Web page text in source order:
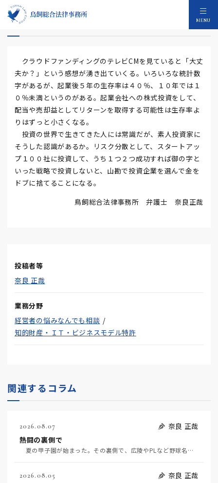
MENU
クラウドファンディングのリスク認識
クラウドファンディングのテレビCMを見ていると「大丈
夫か？」という感想が湧き出ていくる。いろいろな統計数
字があるが、起業後５年の生存率は４０％、１０年では１
０％未満というのがある。起業会社への株式投資をして、
配当や売却益としてリターンを取得する可能性は生存率よ
りはずっと小さくなる。
投資の世界で生きてきた人には常識だが、素人投資家に
そうした認識があるか。リスク分散として、スタートアッ
プ１００社に投資して、うち１つ２つ成功すれば御の字と
いった戦略で投資しないと、山勘で投資企業を選んで金を
ドブに捨てることになる。
鳥飼総合法律事務所 弁護士 奈良正哉
投稿者等
奈良 正哉
業務分野
経営者の悩みなんでも相談
知的財産・ＩＴ・ビジネスモデル特許
関連するコラム
2026.08.07
奈良 正哉
熱闘の裏側で
夏の甲子園が始まった。その裏側で、広陵やPLなど野球名門校（だった）の不祥事のその後について、「熱…
2026.08.05
奈良 正哉